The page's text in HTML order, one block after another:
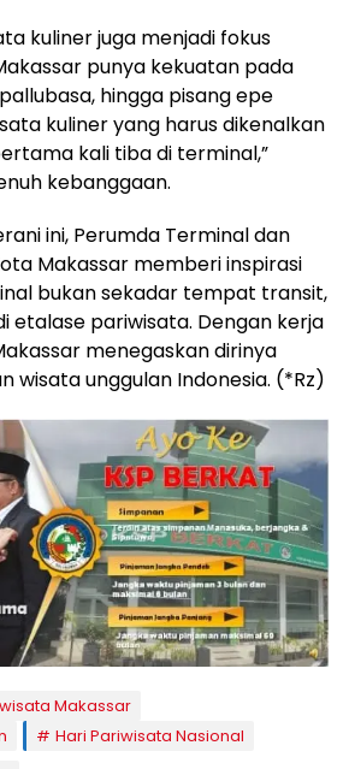
kuliner juga menjadi fokus
punya kekuatan pada
hingga pisang epe
kuliner yang harus dikenalkan
kali tiba di terminal,”
kebanggaan.
ini, Perumda Terminal dan
Makassar memberi inspirasi
bukan sekadar tempat transit,
etalase pariwisata. Dengan kerja
menegaskan dirinya
wisata unggulan Indonesia. (*Rz)
Makassar
Hari Pariwisata Nasional